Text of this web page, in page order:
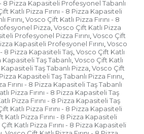
- 8 Pizza Kapasiteli Profesyonel Tabanlı
Katlı Pizza Fırını - 8 Pizza Kapasiteli
Fırını, Vosco Çift Katlı Pizza Fırını - 8
Pizza, Vosco Çift Katlı Pizza
Profesyonel Pizza Fırını, Vosco Çift
Kapasiteli Profesyonel Fırını, Vosco
- 8 Pizza Kapasiteli Taş, Vosco Çift Katlı
Kapasiteli Taş Tabanlı, Vosco Çift Katlı
Kapasiteli Taş Tabanlı Pizza, Vosco Çift
Kapasiteli Taş Tabanlı Pizza Fırını,
Fırını - 8 Pizza Kapasiteli Taş Tabanlı
Pizza Fırını - 8 Pizza Kapasiteli Taş
Pizza Fırını - 8 Pizza Kapasiteli Taş
Katlı Pizza Fırını - 8 Pizza Kapasiteli
Katlı Pizza Fırını - 8 Pizza Kapasiteli
Katlı Pizza Fırını - 8 Pizza Kapasiteli